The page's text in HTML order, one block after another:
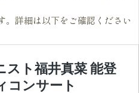
。詳細は以下をご確認ください